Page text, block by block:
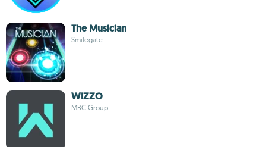
The Musician
Smilegate
WIZZO
MBC Group